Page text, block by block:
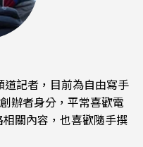
記者，目前為自由寫手
辦者身分，平常喜歡電
關內容，也喜歡隨手撰